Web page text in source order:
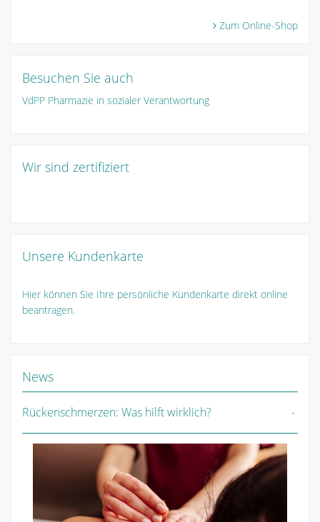
Zum Online-Shop
Besuchen Sie auch
VdPP Pharmazie in sozialer Verantwortung
Wir sind zertifiziert
Unsere Kundenkarte
Hier können Sie Ihre persönliche Kundenkarte direkt online
beantragen.
News
Rückenschmerzen: Was hilft wirklich?